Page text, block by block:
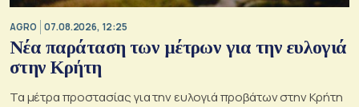
AGRO 07.08.2026, 12:25
Νέα παράταση των μέτρων για την ευλογιά
στην Κρήτη
Τα μέτρα προστασίας για την ευλογιά προβάτων στην Κρήτη